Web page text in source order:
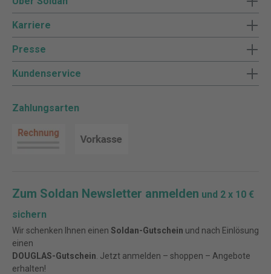
Karriere
Presse
Kundenservice
Zahlungsarten
Zum Soldan Newsletter anmelden und 2 x 10 €
sichern
Wir schenken Ihnen einen Soldan-Gutschein und nach Einlösung
einen
DOUGLAS-Gutschein . Jetzt anmelden – shoppen – Angebote
erhalten!